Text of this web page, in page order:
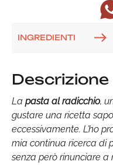
INGREDIENTI
Descrizione
La pasta al radicchio,
gustare una ricetta
eccessivamente. L’ho
mia continua ricerca di
senza però rinunciare